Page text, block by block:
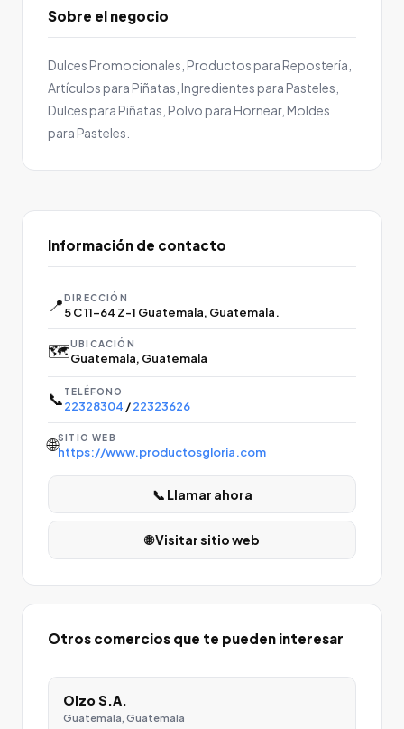
Sobre el negocio
Dulces Promocionales, Productos para Repostería,
Artículos para Piñatas, Ingredientes para Pasteles,
Dulces para Piñatas, Polvo para Hornear, Moldes
para Pasteles.
Información de contacto
📍DIRECCIÓN
5 C 11-64 Z-1 Guatemala, Guatemala.
🗺️UBICACIÓN
Guatemala, Guatemala
📞 TELÉFONO
22328304 /22323626
🌐SITIO WEB
https://www.productosgloria.com
📞 Llamar ahora
🌐 Visitar sitio web
Otros comercios que te pueden interesar
Olzo S.A.
Guatemala, Guatemala